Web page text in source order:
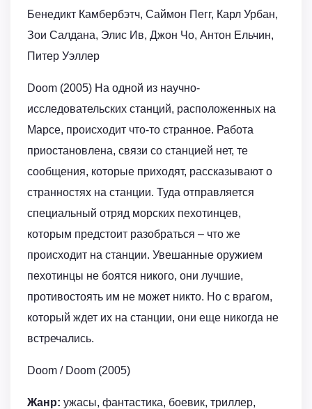
Бенедикт Камбербэтч, Саймон Пегг, Карл Урбан,
Зои Салдана, Элис Ив, Джон Чо, Антон Ельчин,
Питер Уэллер
Doom (2005) На одной из научно-
исследовательских станций, расположенных на
Марсе, происходит что-то странное. Работа
приостановлена, связи со станцией нет, те
сообщения, которые приходят, рассказывают о
странностях на станции. Туда отправляется
специальный отряд морских пехотинцев,
которым предстоит разобраться – что же
происходит на станции. Увешанные оружием
пехотинцы не боятся никого, они лучшие,
противостоять им не может никто. Но с врагом,
который ждет их на станции, они еще никогда не
встречались.
Doom / Doom (2005)
Жанр: ужасы, фантастика, боевик, триллер,